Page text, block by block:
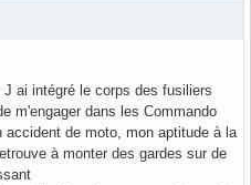
ai intégré le corps des fusiliers
m'engager dans les Commando
de moto, mon aptitude à la
à monter des gardes sur de